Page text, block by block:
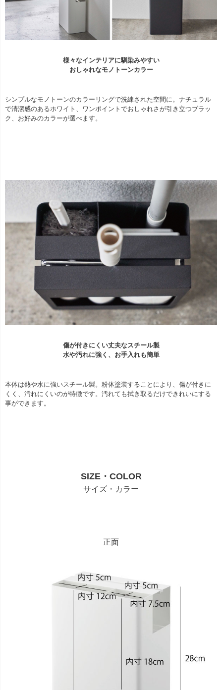
様々なインテリアに馴染みやすい
おしゃれなモノトーンカラー
シンプルなモノトーンのカラーリングで洗練された空間に。ナチュラル
で清潔感のあるホワイト、ワンポイントでおしゃれさが引き立つブラッ
ク、お好みのカラーが選べます。
傷が付きにくい丈夫なスチール製
水や汚れに強く、お手入れも簡単
本体は熱や水に強いスチール製。粉体塗装することにより、傷が付きに
くく、汚れにくいのが特徴です。汚れても拭き取るだけできれいにする
事ができます。
SIZE・COLOR
サイズ・カラー
正面